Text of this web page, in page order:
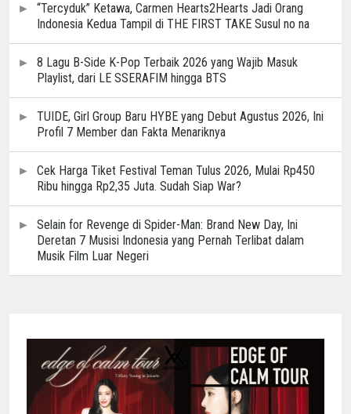
“Tercyduk” Ketawa, Carmen Hearts2Hearts Jadi Orang
Indonesia Kedua Tampil di THE FIRST TAKE Susul no na
8 Lagu B-Side K-Pop Terbaik 2026 yang Wajib Masuk
Playlist, dari LE SSERAFIM hingga BTS
TUIDE, Girl Group Baru HYBE yang Debut Agustus 2026, Ini
Profil 7 Member dan Fakta Menariknya
Cek Harga Tiket Festival Teman Tulus 2026, Mulai Rp450
Ribu hingga Rp2,35 Juta. Sudah Siap War?
Selain for Revenge di Spider-Man: Brand New Day, Ini
Deretan 7 Musisi Indonesia yang Pernah Terlibat dalam
Musik Film Luar Negeri